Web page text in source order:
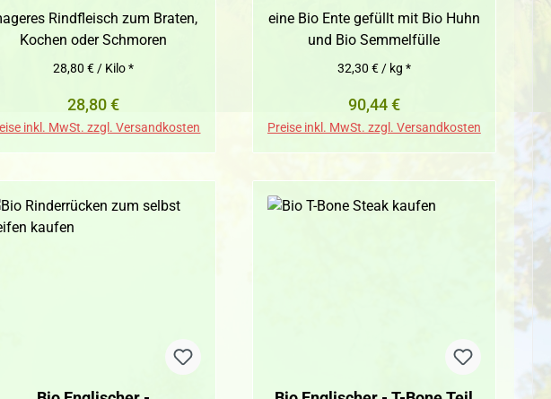
Rindfleisch zum Braten,
Kochen oder Schmoren
28,80 € / Kilo *
Regulärer Preis:
28,80 €
inkl. MwSt. zzgl. Versandkosten
eine Bio Ente gefüllt mit Bio Huhn
und Bio Semmelfülle
32,30 € / kg *
Regulärer Preis:
90,44 €
Preise inkl. MwSt. zzgl. Versandkosten